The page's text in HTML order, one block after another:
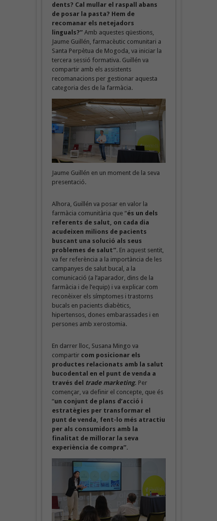
dents? Cal mullar el raspall abans
de posar la pasta? Hem de
recomanar els netejadors
linguals?”Amb aquestes qüestions,
Jaume Guillén, farmacèutic comunitari a
Santa Perpètua de Mogoda, va iniciar la
tercera sessió formativa. Guillén va
compartir amb els assistents
recomanacions per gestionar aquesta
categoria des de la farmàcia.
Jaume Guillén en un moment de la seva
presentació.
Alhora, Guillén va posar en valor la
farmàcia comunitària que “és un dels
referents de salut, on cada dia
acudeixen milions de pacients
buscant una solució als seus
problemes de salut”. En aquest sentit,
va fer referència a la importància de les
campanyes de salut bucal, a la
comunicació (a l’aparador, dins de la
farmàcia i de l’equip) i va explicar com
reconèixer els símptomes i trastorns
bucals en pacients diabètics,
hipertensos, dones embarassades i en
persones amb xerostomia.
En darrer lloc, Susana Mingo va
compartir com posicionar els
productes relacionats amb la salut
bucodental en el punt de venda a
través del trade marketing. Per
començar, va definir el concepte, que és
“un conjunt de plans d’acció i
estratègies per transformar el
punt de venda, fent-lo més atractiu
per als consumidors amb la
finalitat de millorar la seva
experiència de compra”.